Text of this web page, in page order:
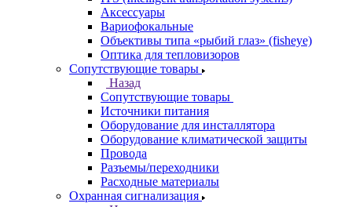
Аксессуары
Вариофокальные
Объективы типа «рыбий глаз» (fisheye)
Оптика для тепловизоров
Сопутствующие товары
Назад
Сопутствующие товары
Источники питания
Оборудование для инсталлятора
Оборудование климатической защиты
Провода
Разъемы/переходники
Расходные материалы
Охранная сигнализация